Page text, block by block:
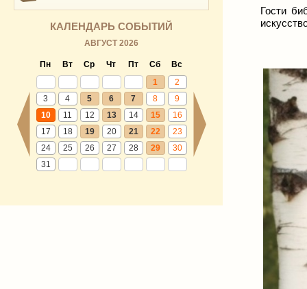
КАЛЕНДАРЬ СОБЫТИЙ
АВГУСТ 2026
Пн Вт Ср Чт Пт Сб
Вс
1
2
3
4 5 6 7 8
9
10
11 12 13 14 15
16
17
18 19 20 21 22
23
24
25 26 27 28 29
30
31
Гости